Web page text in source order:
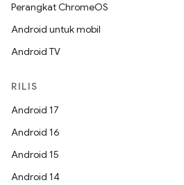
Perangkat ChromeOS
Android untuk mobil
Android TV
RILIS
Android 17
Android 16
Android 15
Android 14